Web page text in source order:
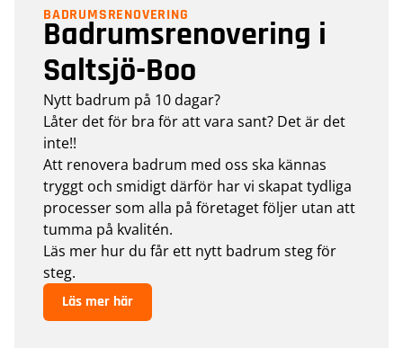
BADRUMSRENOVERING
Badrumsrenovering i
Saltsjö-Boo
Nytt badrum på 10 dagar?
Låter det för bra för att vara sant? Det är det
inte!!
Att renovera badrum med oss ska kännas
tryggt och smidigt därför har vi skapat tydliga
processer som alla på företaget följer utan att
tumma på kvalitén.
Läs mer hur du får ett nytt badrum steg för
steg.
Läs mer här